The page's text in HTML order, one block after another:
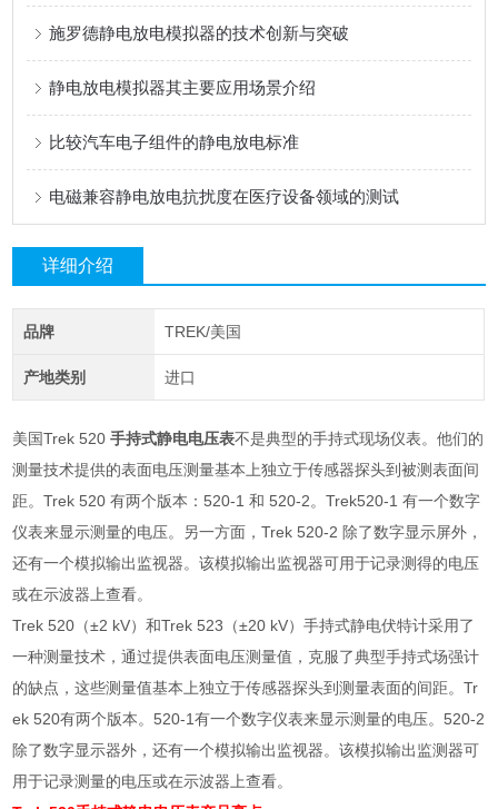
施罗德静电放电模拟器的技术创新与突破
静电放电模拟器其主要应用场景介绍
比较汽车电子组件的静电放电标准
电磁兼容静电放电抗扰度在医疗设备领域的测试
详细介绍
品牌 TREK/美国
产地类别 进口
美国Trek 520手持式静电电压表不是典型的手持式现场仪表。他们的
测量技术提供的表面电压测量基本上独立于传感器探头到被测表面间
距。Trek 520 有两个版本：520-1 和 520-2。Trek520-1 有一个数字
仪表来显示测量的电压。另一方面，Trek 520-2 除了数字显示屏外，
还有一个模拟输出监视器。该模拟输出监视器可用于记录测得的电压
或在示波器上查看。
Trek 520（±2 kV）和Trek 523（±20 kV）手持式静电伏特计采用了
一种测量技术，通过提供表面电压测量值，克服了典型手持式场强计
的缺点，这些测量值基本上独立于传感器探头到测量表面的间距。Tr
ek 520有两个版本。520-1有一个数字仪表来显示测量的电压。520-2
除了数字显示器外，还有一个模拟输出监视器。该模拟输出监测器可
用于记录测量的电压或在示波器上查看。